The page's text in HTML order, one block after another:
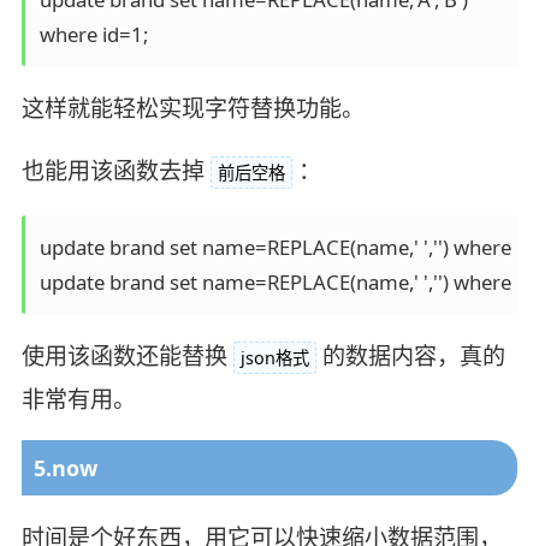
where id=1;
这样就能轻松实现字符替换功能。
也能用该函数去掉 前后空格 ：
update brand set name=REPLACE(name,' ','') where
update brand set name=REPLACE(name,' ','') where
使用该函数还能替换 json格式
的数据内容，真的
非常有用。
5.now
时间是个好东西，用它可以快速缩小数据范围，